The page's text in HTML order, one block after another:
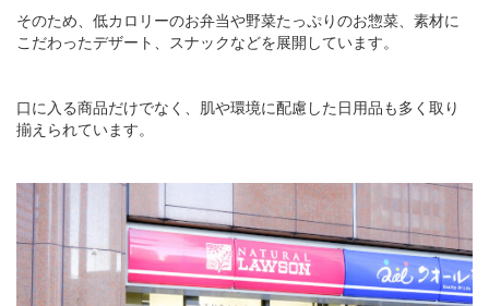
そのため、低カロリーのお弁当や野菜たっぷりのお惣菜、素材に
こだわったデザート、スナックなどを展開しています。
口に入る商品だけでなく、肌や環境に配慮した日用品も多く取り
揃えられています。